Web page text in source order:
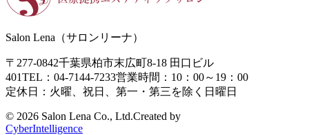
Salon Lena（サロンリーナ）
〒277-0842千葉県柏市末広町8-18 田口ビル
401TEL：04-7144-7233営業時間：10：00～19：00
定休日：火曜、祝日、第一・第三を除く日曜日
© 2026 Salon Lena Co., Ltd.Created by
CyberIntelligence